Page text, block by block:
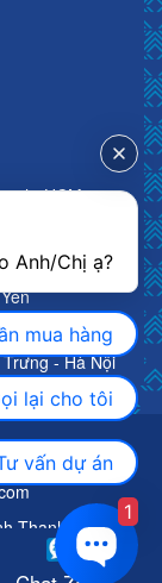
HCM
- Hà Nội
Nội
Thạnh, HCM
mua hàng
lại cho tôi
vấn dự án
1